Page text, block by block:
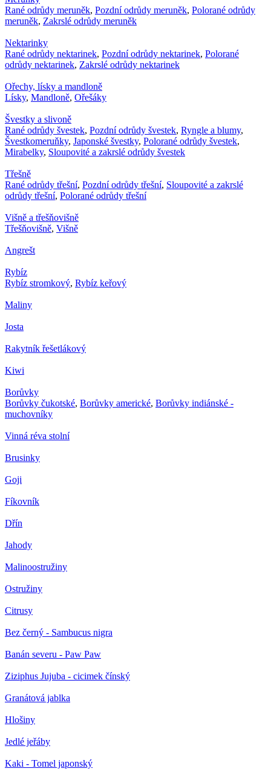
Rané odrůdy meruněk, Pozdní odrůdy meruněk, Polorané odrůdy
meruněk, Zakrslé odrůdy meruněk
Nektarinky
Rané odrůdy nektarinek, Pozdní odrůdy nektarinek, Polorané
odrůdy nektarinek, Zakrslé odrůdy nektarinek
Ořechy, lísky a mandloně
Lísky, Mandloně, Ořešáky
Švestky a slivoně
Rané odrůdy švestek, Pozdní odrůdy švestek, Ryngle a blumy,
Švestkomeruňky, Japonské švestky, Polorané odrůdy švestek,
Mirabelky, Sloupovité a zakrslé odrůdy švestek
Třešně
Rané odrůdy třešní, Pozdní odrůdy třešní, Sloupovité a zakrslé
odrůdy třešní, Polorané odrůdy třešní
Višně a třešňovišně
Třešňovišně, Višně
Angrešt
Rybíz
Rybíz stromkový, Rybíz keřový
Maliny
Josta
Rakytník řešetlákový
Kiwi
Borůvky
Borůvky čukotské, Borůvky americké, Borůvky indiánské -
muchovníky
Vinná réva stolní
Brusinky
Goji
Fíkovník
Dřín
Jahody
Malinoostružiny
Ostružiny
Citrusy
Bez černý - Sambucus nigra
Banán severu - Paw Paw
Ziziphus Jujuba - cicimek čínský
Granátová jablka
Hlošiny
Jedlé jeřáby
Kaki - Tomel japonský